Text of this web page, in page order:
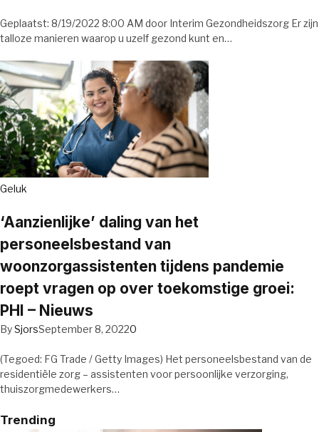
Geplaatst: 8/19/2022 8:00 AM door Interim Gezondheidszorg Er zijn
talloze manieren waarop u uzelf gezond kunt en…
Geluk
‘Aanzienlijke’ daling van het
personeelsbestand van
woonzorgassistenten tijdens pandemie
roept vragen op over toekomstige groei:
PHI – Nieuws
BySjorsSeptember 8, 20220
(Tegoed: FG Trade / Getty Images) Het personeelsbestand van de
residentiële zorg – assistenten voor persoonlijke verzorging,
thuiszorgmedewerkers…
Trending